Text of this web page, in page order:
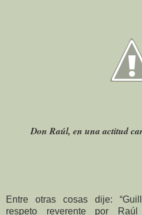
Don Raúl, en una actitud
Entre otras cosas dije:
respeto reverente por